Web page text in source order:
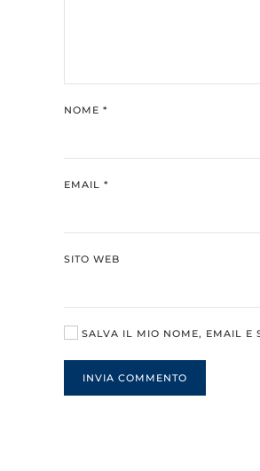
NOME *
EMAIL *
SITO WEB
SALVA IL MIO NOME, EMAIL E
INVIA COMMENTO